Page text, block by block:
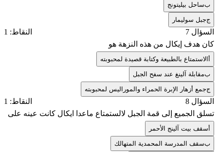
بساحل بيليتونج
ججبل سوليمار
السؤال 7
النقاط: 1
كان هدف إيكال من هذه النزهة هو
الاستمتاع بالطبيعة وكتابة قصيدة لمحبوبته
بمقابلة آلينغ عند سفح الجبل
ججمع أزهار الإبرة الحمراء والموراليس لمحبوبته
السؤال 8
النقاط: 1
تسلق الجميع إلى قمة الجبل لالستمتاع ماعدا ايكال كانت عينه على
سقف بيت آلينج الأحمر
بسقف المدرسة المحمدية المتهالك